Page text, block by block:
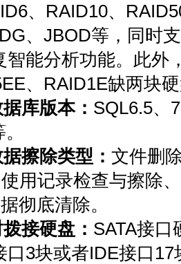
、RAID10、
、JBOD等，同时
智能分析功能。此外
、RAID1E缺两块
库版本： SQL6.5、
擦除类型： 文件删
用记录检查与擦除
彻底清除。
接硬盘： SATA接口
口3块或者IDE接口